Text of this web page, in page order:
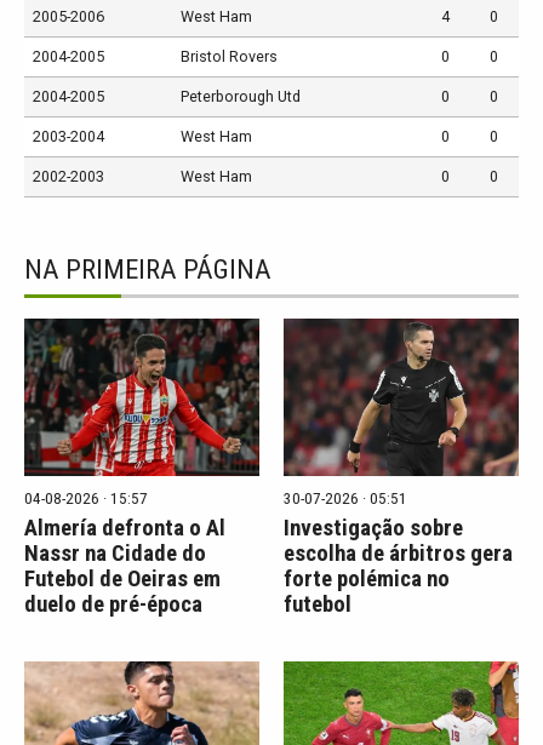
2005-2006 West Ham 4 0
2004-2005 Bristol Rovers 0 0
2004-2005 Peterborough Utd 0 0
2003-2004 West Ham 0 0
2002-2003 West Ham 0 0
NA PRIMEIRA PÁGINA
04-08-2026 · 15:57
Almería defronta o Al
Nassr na Cidade do
Futebol de Oeiras em
duelo de pré-época
30-07-2026 · 05:51
Investigação sobre
escolha de árbitros gera
forte polémica no
futebol